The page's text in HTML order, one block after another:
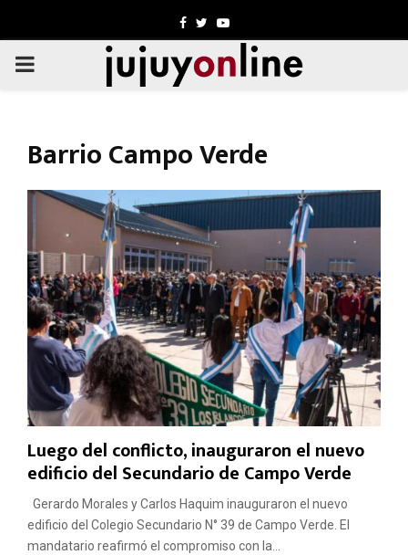
Facebook
TwitterYoutube
PRIMARY
Barrio Campo Verde
Luego del conflicto, inauguraron el nuevo
edificio del Secundario de Campo Verde
Gerardo Morales y Carlos Haquim inauguraron el nuevo
edificio del Colegio Secundario N° 39 de Campo Verde. El
mandatario reafirmó el compromiso con la...